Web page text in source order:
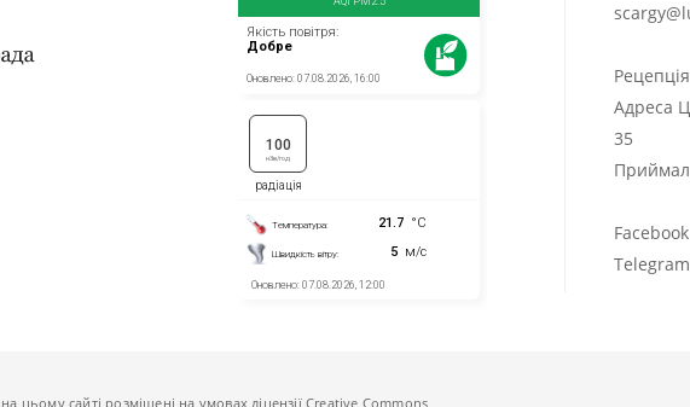
Адреса
35
цьому сайті розміщені на умовах ліцензії Creative Commons